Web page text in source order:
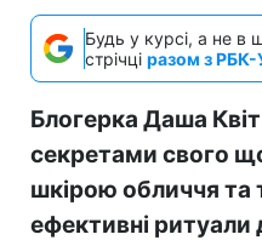
Будь у курсі, а не в
стрічці разом з РБК-
Блогерка Даша
секретами свого
шкірою обличчя та
ефективні ритуали